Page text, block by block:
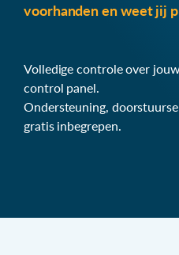
voorhanden en weet jij
Volledige controle over
control panel.
Ondersteuning,
gratis inbegrepen.